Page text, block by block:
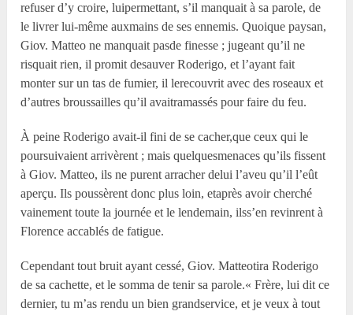
refuser d’y croire, luipermettant, s’il manquait à sa parole, de
le livrer lui-même auxmains de ses ennemis. Quoique paysan,
Giov. Matteo ne manquait pasde finesse ; jugeant qu’il ne
risquait rien, il promit desauver Roderigo, et l’ayant fait
monter sur un tas de fumier, il lerecouvrit avec des roseaux et
d’autres broussailles qu’il avaitramassés pour faire du feu.
À peine Roderigo avait-il fini de se cacher,que ceux qui le
poursuivaient arrivèrent ; mais quelquesmenaces qu’ils fissent
à Giov. Matteo, ils ne purent arracher delui l’aveu qu’il l’eût
aperçu. Ils poussèrent donc plus loin, etaprès avoir cherché
vainement toute la journée et le lendemain, ilss’en revinrent à
Florence accablés de fatigue.
Cependant tout bruit ayant cessé, Giov. Matteotira Roderigo
de sa cachette, et le somma de tenir sa parole.« Frère, lui dit ce
dernier, tu m’as rendu un bien grandservice, et je veux à tout